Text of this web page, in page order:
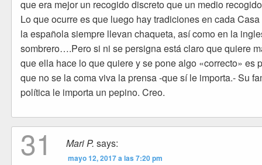
que era mejor un recogido discreto que un medio
Lo que ocurre es que luego hay tradiciones en cada
la española siempre llevan chaqueta, así como en la
sombrero….Pero si ni se persigna está claro que quiere
que ella hace lo que quiere y se pone algo «correcto» es
que no se la coma viva la prensa -que sí le importa.- Su
política le importa un pepino. Creo.
31 Mari P. says:
mayo 12, 2017 a las 7:20 pm